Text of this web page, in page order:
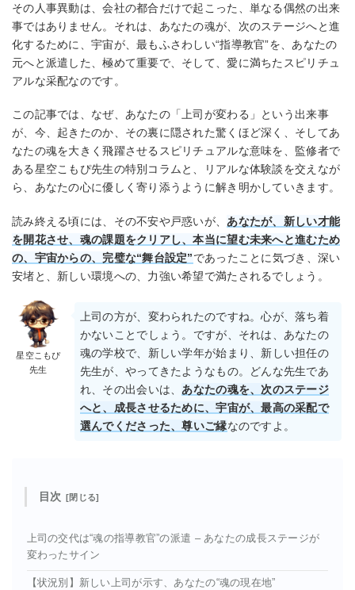
その人事異動は、会社の都合だけで起こった、単なる偶然の出来
事ではありません。それは、あなたの魂が、次のステージへと進
化するために、宇宙が、最もふさわしい“指導教官”を、あなたの
元へと派遣した、極めて重要で、そして、愛に満ちたスピリチュ
アルな采配なのです。
この記事では、なぜ、あなたの「上司が変わる」という出来事
が、今、起きたのか、その裏に隠された驚くほど深く、そしてあ
なたの魂を大きく飛躍させるスピリチュアルな意味を、監修者で
ある星空こもぴ先生の特別コラムと、リアルな体験談を交えなが
ら、あなたの心に優しく寄り添うように解き明かしていきます。
読み終える頃には、その不安や戸惑いが、 あなたが、新しい才能
を開花させ、魂の課題をクリアし、本当に望む未来へと進むため
の、宇宙からの、完璧な“舞台設定”であったことに気づき、深い
安堵と、新しい環境への、力強い希望で満たされるでしょう。
星空こもぴ
先生
上司の方が、変わられたのですね。心が、落ち着
かないことでしょう。ですが、それは、あなたの
魂の学校で、新しい学年が始まり、新しい担任の
先生が、やってきたようなもの。どんな先生であ
れ、その出会いは、あなたの魂を、次のステージ
へと、成長させるために、宇宙が、最高の采配で
選んでくださった、尊いご縁なのですよ。
目次
上司の交代は“魂の指導教官”の派遣 – あなたの成長ステージが
変わったサイン
【状況別】新しい上司が示す、あなたの“魂の現在地”